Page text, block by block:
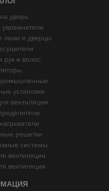
дверь
увлажнители
люки и дверцы
рук и волос
установки
вентиляции
решетки
системы
вентиляции
вентиляции